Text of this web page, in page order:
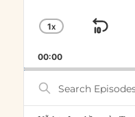
CHANGE
RATE
1X
SKIP
00:00
Search
Episodes